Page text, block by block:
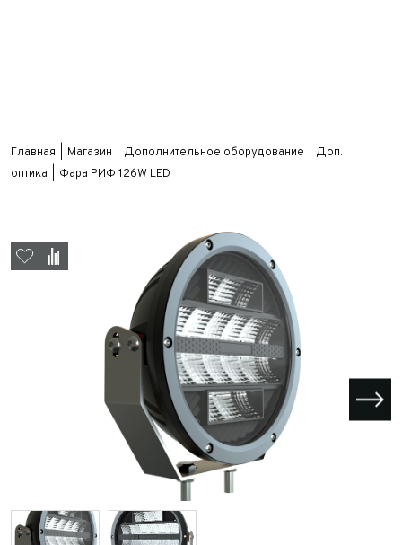
Главная Магазин Дополнительное оборудование
Доп.
оптика
Фара РИФ 126W LED